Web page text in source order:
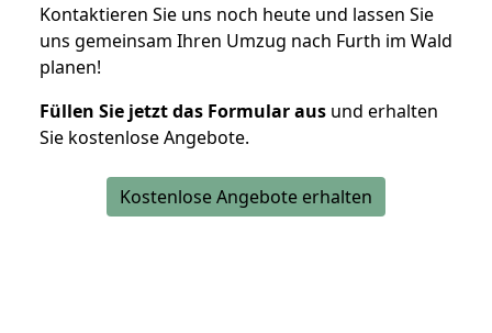
Kontaktieren Sie uns noch heute und lassen Sie
uns gemeinsam Ihren Umzug nach Furth im Wald
planen!
Füllen Sie jetzt das Formular aus und erhalten
Sie kostenlose Angebote.
Kostenlose Angebote erhalten